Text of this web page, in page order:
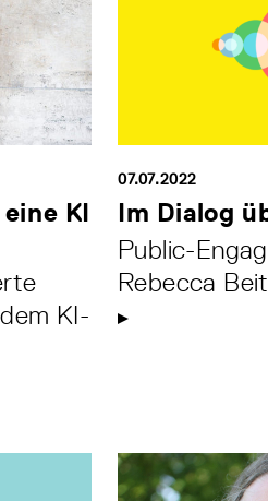
KI
KI-
07.07.2022
Im Dialog
Public-
Rebecca